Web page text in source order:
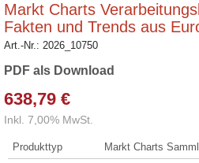
Markt Charts
Fakten und Trends aus
Art.-Nr.: 2026_10750
PDF als Download
638,79 €
Inkl. 7,00% MwSt.
Produkttyp
Markt Charts